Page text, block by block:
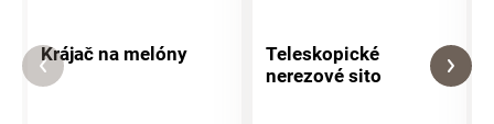
Krájač na melóny
Teleskopické
nerezové sito